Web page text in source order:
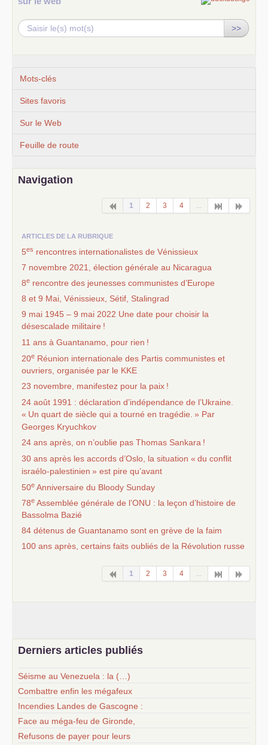
>>
Mots-clés
Sites favoris
Sur le Web
Feuille de route
Navigation
1 2 3 4 ...
ARTICLES DE LA RUBRIQUE
5es rencontres internationalistes de Vénissieux
7 novembre 2021, élection générale au Nicaragua
8e rencontre des jeunesses communistes d’Europe
8 et 9 Mai, Vénissieux, Sétif, Stalingrad
9 mai 1945 – 9 mai 2022 Une date pour choisir la
désescalade militaire !
11 ans à Guantanamo, pour rien !
20e Réunion internationale des Partis communistes et
ouvriers, organisée par le KKE
23 novembre, manifestez pour la paix !
24 août 1991 : déclaration d’indépendance de l’Ukraine.
« Un quart de siècle qui a tourné en tragédie. » Par
Georges Kryuchkov
24 ans après, on n’oublie pas Thomas Sankara !
30 ans après les accords d’Oslo, la situation « du conflit
israélo-palestinien » est pire qu’avant
50e Anniversaire du Bloody Sunday
78e Assemblée générale de l’ONU : la leçon d’histoire de
Bassolma Bazié
84 détenus de Guantanamo sont en grève de la faim
100 ans après, certains faits oubliés de la Révolution russe
1 2 3 4 ...
Derniers articles publiés
Séisme au Venezuela : la (…)
Combattre enfin les mégafeux
Incendies Landes de Gascogne :
Face au méga-feu de Gironde,
Refusons de payer pour leurs